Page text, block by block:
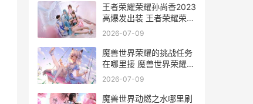
王者荣耀荣耀孙尚香2023
高爆发出装 王者荣耀荣耀
孙策称号
2026-07-09
魔兽世界荣耀的挑战任务
在哪里接 魔兽世界荣耀的
挑战
2026-07-09
魔兽世界动燃之水哪里刷